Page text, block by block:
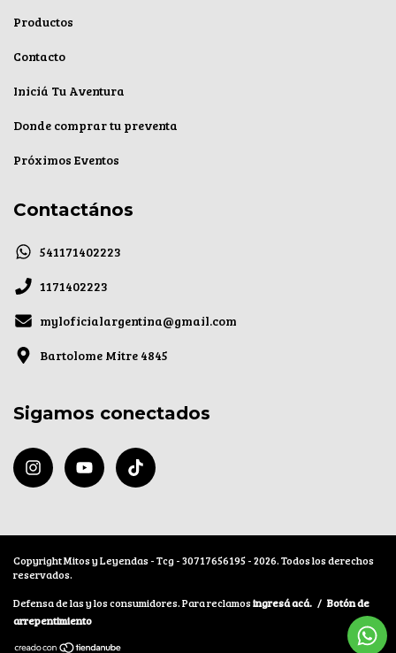
Productos
Contacto
Iniciá Tu Aventura
Donde comprar tu preventa
Próximos Eventos
Contactános
541171402223
1171402223
myloficialargentina@gmail.com
Bartolome Mitre 4845
Sigamos conectados
Copyright Mitos y Leyendas - Tcg - 30717656195 - 2026. Todos los derechos
reservados.
Defensa de las y los consumidores. Para reclamosingresá acá. / Botón de
arrepentimiento